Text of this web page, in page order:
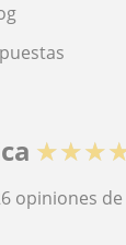
opiniones